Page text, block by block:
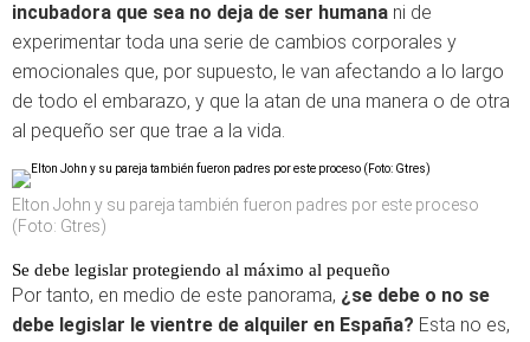
incubadora que sea no deja de ser humana ni de
experimentar toda una serie de cambios corporales y
emocionales que, por supuesto, le van afectando a lo largo
de todo el embarazo, y que la atan de una manera o de otra
al pequeño ser que trae a la vida.
Elton John y su pareja también fueron padres por este proceso
(Foto: Gtres)
Se debe legislar protegiendo al máximo al pequeño
Por tanto, en medio de este panorama, ¿se debe o no se
debe legislar le vientre de alquiler en España? Esta no es,